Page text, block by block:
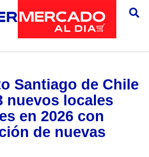
Santiago de Chile
nuevos locales
en 2026 con
de nuevas